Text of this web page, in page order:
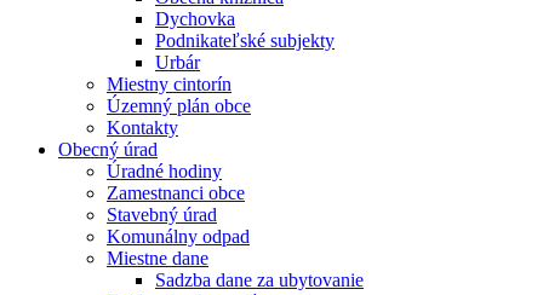
Dychovka
Podnikateľské subjekty
Urbár
Miestny cintorín
Územný plán obce
Kontakty
Obecný úrad
Úradné hodiny
Zamestnanci obce
Stavebný úrad
Komunálny odpad
Miestne dane
Sadzba dane za ubytovanie